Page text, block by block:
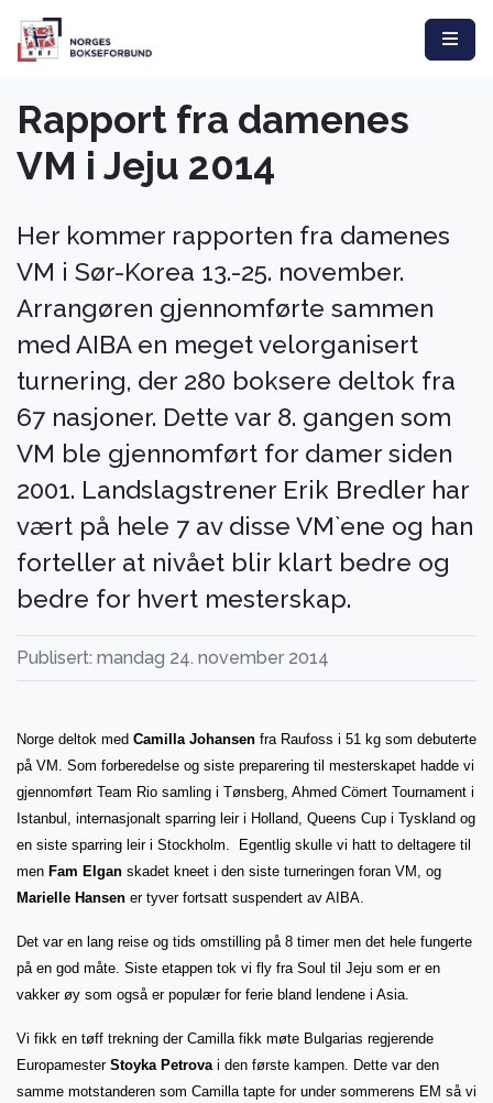
Rapport fra damenes
VM i Jeju 2014
Her kommer rapporten fra damenes
VM i Sør-Korea 13.-25. november.
Arrangøren gjennomførte sammen
med AIBA en meget velorganisert
turnering, der 280 boksere deltok fra
67 nasjoner. Dette var 8. gangen som
VM ble gjennomført for damer siden
2001. Landslagstrener Erik Bredler har
vært på hele 7 av disse VM`ene og han
forteller at nivået blir klart bedre og
bedre for hvert mesterskap.
Publisert: mandag 24. november 2014
Norge deltok med Camilla Johansen fra Raufoss i 51 kg som debuterte
på VM. Som forberedelse og siste preparering til mesterskapet hadde vi
gjennomført Team Rio samling i Tønsberg, Ahmed Cömert Tournament i
Istanbul, internasjonalt sparring leir i Holland, Queens Cup i Tyskland og
en siste sparring leir i Stockholm. Egentlig skulle vi hatt to deltagere til
men Fam Elgan skadet kneet i den siste turneringen foran VM, og
Marielle Hansen er tyver fortsatt suspendert av AIBA.
Det var en lang reise og tids omstilling på 8 timer men det hele fungerte
på en god måte. Siste etappen tok vi fly fra Soul til Jeju som er en
vakker øy som også er populær for ferie bland lendene i Asia.
Vi fikk en tøff trekning der Camilla fikk møte Bulgarias regjerende
Europamester Stoyka Petrova i den første kampen. Dette var den
samme motstanderen som Camilla tapte for under sommerens EM så vi